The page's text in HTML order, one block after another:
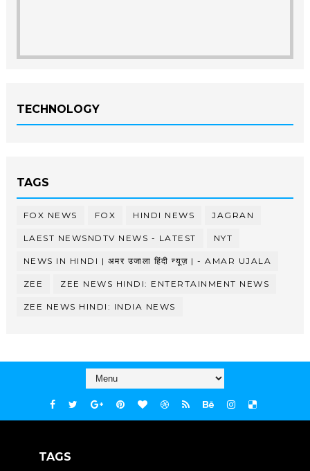
TECHNOLOGY
TAGS
FOX NEWS FOX HINDI NEWS JAGRAN
LAEST NEWSNDTV NEWS - LATEST NYT
NEWS IN HINDI | अमर उजाला हिंदी न्यूज़ | - AMAR UJALA
ZEE ZEE NEWS HINDI: ENTERTAINMENT NEWS
ZEE NEWS HINDI: INDIA NEWS
TAGS